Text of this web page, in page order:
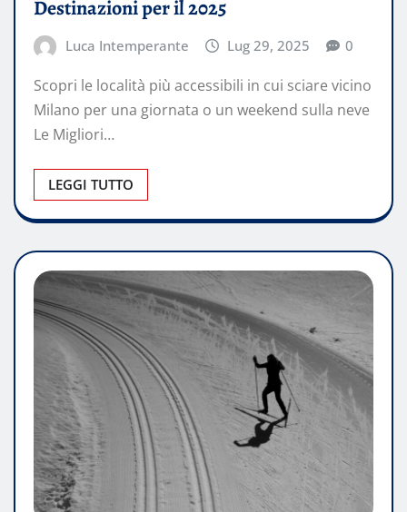
Destinazioni per il 2025
Luca Intemperante Lug 29, 2025 0
Scopri le località più accessibili in cui sciare vicino
Milano per una giornata o un weekend sulla neve
Le Migliori…
LEGGI TUTTO